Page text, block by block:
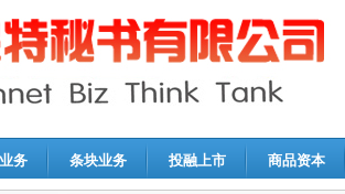
务 条块业务 投融上市 商品资本